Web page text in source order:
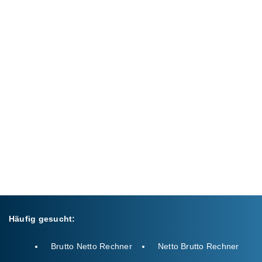
Häufig gesucht:
Brutto Netto Rechner Netto Brutto Rechner